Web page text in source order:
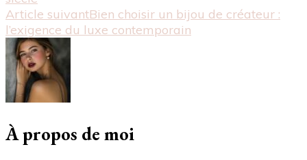
parfaite
du
luxe
et
du
confort
un
fitness
Article suivantBien choisir un bijou de créateur :
l’exigence du luxe contemporain
À propos de moi